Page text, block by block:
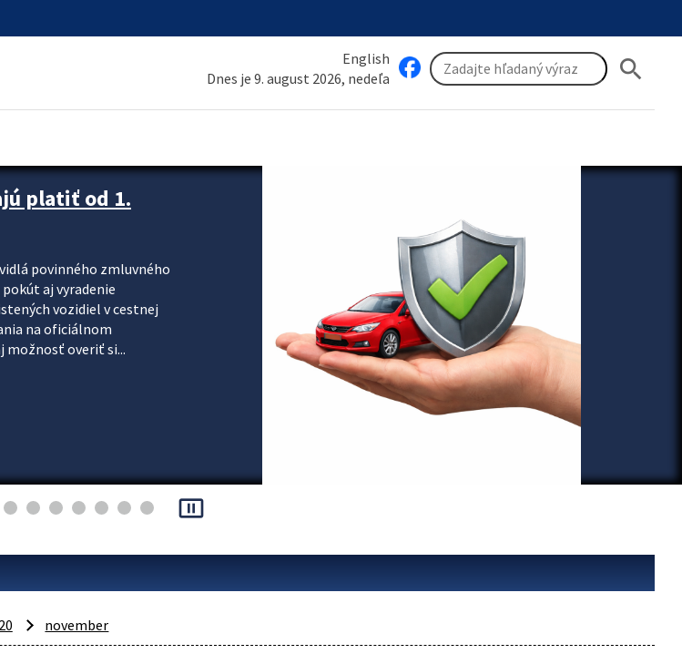
English
Dnes je 9. august 2026, nedeľa
search
platiť od 1.
povinného zmluvného
aj vyradenie
vozidiel v cestnej
na oficiálnom
overiť si...
pause_presentation
november